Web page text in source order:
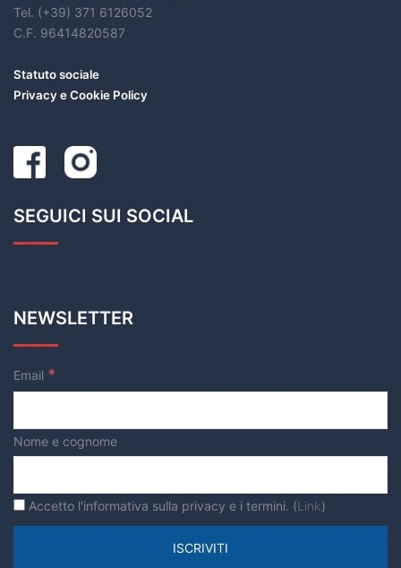
Tel. (+39) 371 6126052
C.F. 96414820587
Statuto sociale
Privacy e Cookie Policy
SEGUICI SUI SOCIAL
NEWSLETTER
Email *
Nome e cognome
Accetto l'informativa sulla privacy e i termini. (Link)